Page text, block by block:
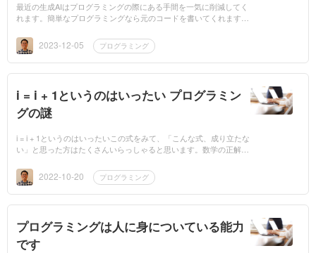
最近の生成AIはプログラミングの際にある手間を一気に削減してく
れます。簡単なプログラミングなら元のコードを書いてくれますか
ングが正しいか...
2023-12-05 プログラミング
i = i + 1というのはいったい プログラミン
グの謎
i = i + 1というのはいったいこの式をみて、「こんな式、成り立たな
い」と思った方はたくさんいらっしゃると思います。数学の正解で
すから、成...2022-10-20 プログラミング
プログラミングは人に身についている能力
です